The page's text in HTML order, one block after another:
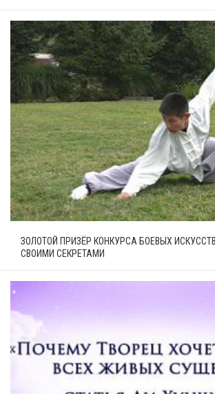
ЗОЛОТОЙ ПРИЗЁР КОНКУРСА БОЕВЫХ
СВОИМИ СЕКРЕТАМИ